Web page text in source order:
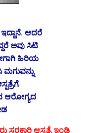
ಆದರೆ
ಅವು ಸಿಟಿ
ಹಿರಿಯ
ಆರೋಗ್ಯದ
ಸರಕಾರಿ ಆಸ್ಪತ್ರೆ ಇಂಡಿ